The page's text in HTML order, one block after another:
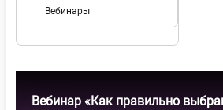
Вебинары
Вебинар «Как правильно